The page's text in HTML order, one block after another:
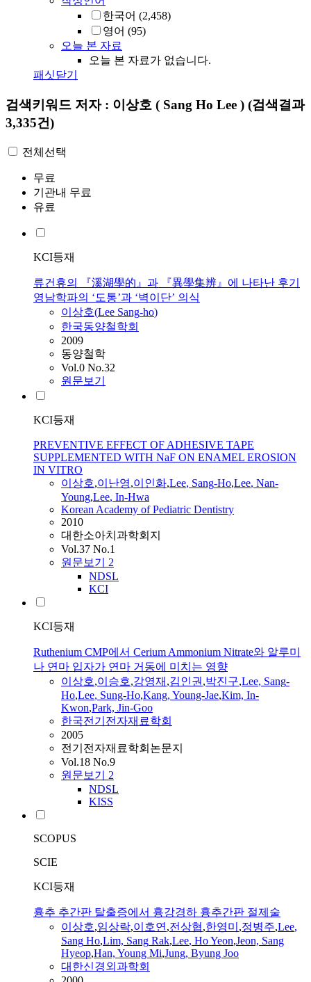
한국어 (2,458)
영어 (95)
오늘 본 자료
오늘 본 자료가 없습니다.
패싯닫기
검색키워드 저자 : 이상호 ( Sang Ho Lee ) (검색결과
3,335건)
전체선택
무료
기관내 무료
유료
KCI등재
류건휴의 『溪湖學的』과 『異學集辨』에 나타난 후기
영남학파의 ‘도통’과 ‘벽이단’ 의식
이상호(Lee Sang-ho)
한국동양철학회
2009
동양철학
Vol.0 No.32
원문보기
KCI등재
PREVENTIVE EFFECT OF ADHESIVE TAPE
SUPPLEMENTED WITH NaF ON ENAMEL EROSION
IN VITRO
이상호,이난영,이인화,Lee, Sang-Ho,Lee, Nan-
Young,Lee, In-Hwa
Korean Academy of Pediatric Dentistry
2010
대한소아치과학회지
Vol.37 No.1
원문보기 2
NDSL
KCI
KCI등재
Ruthenium CMP에서 Cerium Ammonium Nitrate와 알루미
나 연마 입자가 연마 거동에 미치는 영향
이상호,이승호,강영재 ,김인권,박진구,Lee, Sang-
Ho,Lee, Sung-Ho,Kang, Young-Jae,Kim, In-
Kwon,Park, Jin-Goo
한국전기전자재료학회
2005
전기전자재료학회논문지
Vol.18 No.9
원문보기 2
NDSL
KISS
SCOPUS
SCIE
KCI등재
흉추 추간판 탈출증에서 흉강경하 흉추간판 절제술
이상호,임상락,이호연,전상협,한영미 ,정병주,Lee,
Sang Ho,Lim, Sang Rak,Lee, HoYeon,Jeon, Sang
Hyeop,Han, Young Mi,Jung, Byung Joo
대한신경외과학회